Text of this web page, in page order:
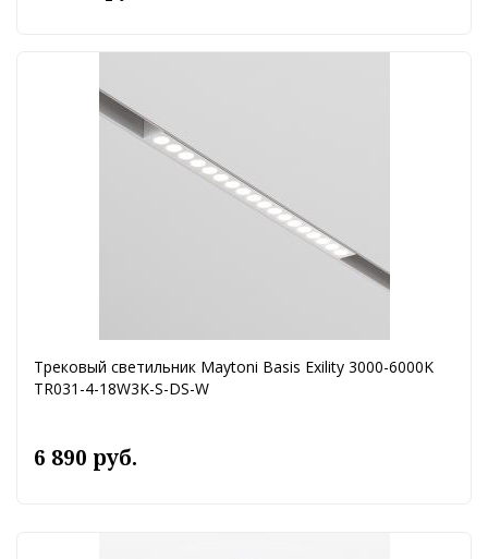
Трековый светильник Maytoni Basis Exility 3000-6000K
TR031-4-18W3K-S-DS-W
6 890 руб.